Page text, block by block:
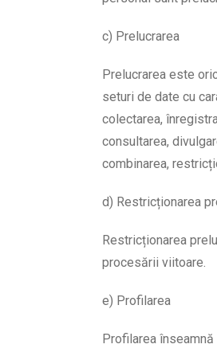
c) Prelucrarea
Prelucrarea este
seturi de date cu
colectarea,
consultarea,
combinarea,
d) Restricționarea
Restricționarea
procesării viitoare.
e) Profilarea
Profilarea